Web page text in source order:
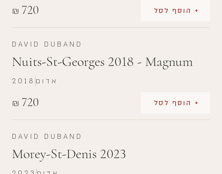
₪ 720 + הוסף לסל
DAVID DUBAND
Nuits-St-Georges 2018 - Magnum
₪ 720 + הוסף לסל
2018 אדום
DAVID DUBAND
Morey-St-Denis 2023